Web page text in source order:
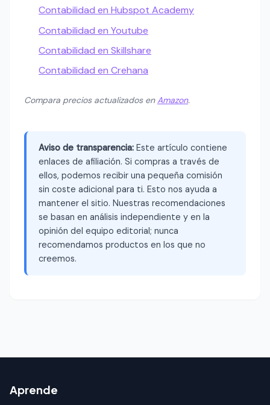
Contabilidad en Hubspot Academy
Contabilidad en Youtube
Contabilidad en Skillshare
Contabilidad en Crehana
Compara precios actualizados enAmazon.
Aviso de transparencia: Este artículo contiene
enlaces de afiliación. Si compras a través de
ellos, podemos recibir una pequeña comisión
sin coste adicional para ti. Esto nos ayuda a
mantener el sitio. Nuestras recomendaciones
se basan en análisis independiente y en la
opinión del equipo editorial; nunca
recomendamos productos en los que no
creemos.
Aprende